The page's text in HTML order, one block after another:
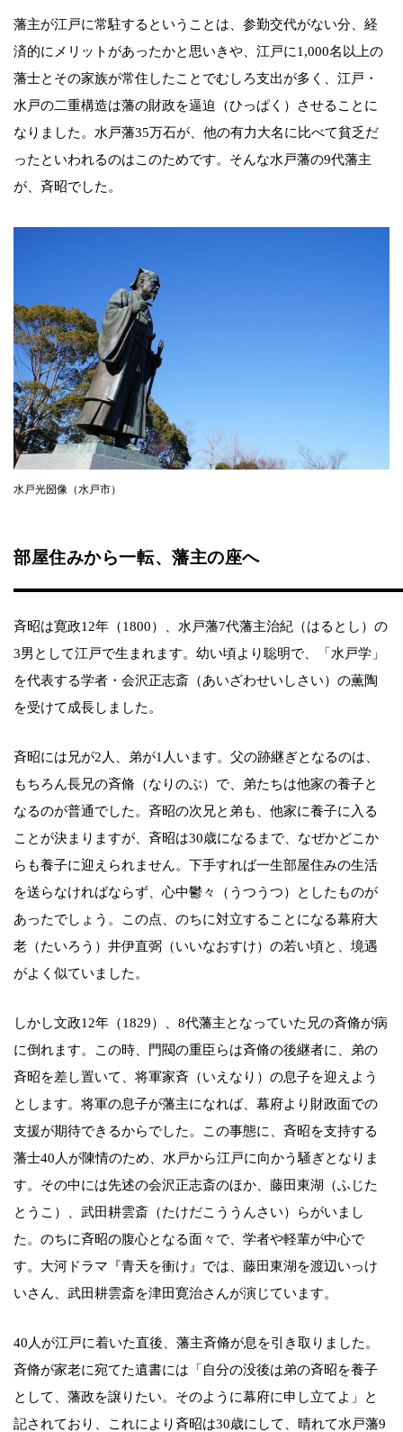
藩主が江戸に常駐するということは、参勤交代がない分、経
済的にメリットがあったかと思いきや、江戸に1,000名以上の
藩士とその家族が常住したことでむしろ支出が多く、江戸・
水戸の二重構造は藩の財政を逼迫（ひっぱく）させることに
なりました。水戸藩35万石が、他の有力大名に比べて貧乏だ
ったといわれるのはこのためです。そんな水戸藩の9代藩主
が、斉昭でした。
水戸光圀像（水戸市）
部屋住みから一転、藩主の座へ
斉昭は寛政12年（1800）、水戸藩7代藩主治紀（はるとし）の
3男として江戸で生まれます。幼い頃より聡明で、「水戸学」
を代表する学者・会沢正志斎（あいざわせいしさい）の薫陶
を受けて成長しました。
斉昭には兄が2人、弟が1人います。父の跡継ぎとなるのは、
もちろん長兄の斉脩（なりのぶ）で、弟たちは他家の養子と
なるのが普通でした。斉昭の次兄と弟も、他家に養子に入る
ことが決まりますが、斉昭は30歳になるまで、なぜかどこか
らも養子に迎えられません。下手すれば一生部屋住みの生活
を送らなければならず、心中鬱々（うつうつ）としたものが
あったでしょう。この点、のちに対立することになる幕府大
老（たいろう）井伊直弼（いいなおすけ）の若い頃と、境遇
がよく似ていました。
しかし文政12年（1829）、8代藩主となっていた兄の斉脩が病
に倒れます。この時、門閥の重臣らは斉脩の後継者に、弟の
斉昭を差し置いて、将軍家斉（いえなり）の息子を迎えよう
とします。将軍の息子が藩主になれば、幕府より財政面での
支援が期待できるからでした。この事態に、斉昭を支持する
藩士40人が陳情のため、水戸から江戸に向かう騒ぎとなりま
す。その中には先述の会沢正志斎のほか、藤田東湖（ふじた
とうこ）、武田耕雲斎（たけだこううんさい）らがいまし
た。のちに斉昭の腹心となる面々で、学者や軽輩が中心で
す。大河ドラマ『青天を衝け』では、藤田東湖を渡辺いっけ
いさん、武田耕雲斎を津田寛治さんが演じています。
40人が江戸に着いた直後、藩主斉脩が息を引き取りました。
斉脩が家老に宛てた遺書には「自分の没後は弟の斉昭を養子
として、藩政を譲りたい。そのように幕府に申し立てよ」と
記されており、これにより斉昭は30歳にして、晴れて水戸藩9